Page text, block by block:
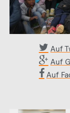
Auf
Auf
Auf